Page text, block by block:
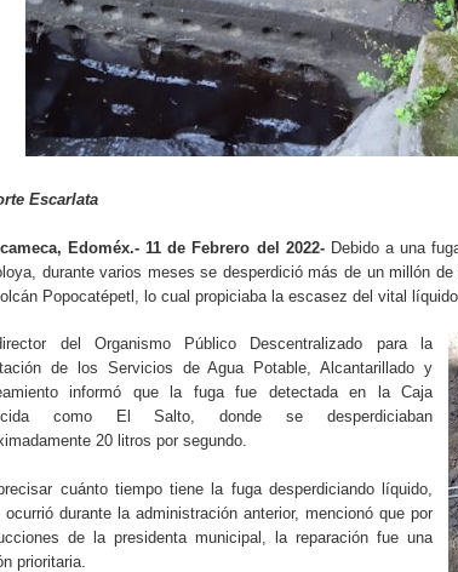
Escarlata
Edoméx.- 11 de Febrero del 2022-Debido a una
durante varios meses se desperdició más de un millón
Popocatépetl, lo cual propiciaba la escasez del vital
del Organismo Público Descentralizado para la
de los Servicios de Agua Potable, Alcantarillado y
informó que la fuga fue detectada en la Caja
como El Salto, donde se desperdiciaban
20 litros por segundo.
cuánto tiempo tiene la fuga desperdiciando líquido,
ocurrió durante la administración anterior, mencionó que por
de la presidenta municipal, la reparación fue una
prioritaria.